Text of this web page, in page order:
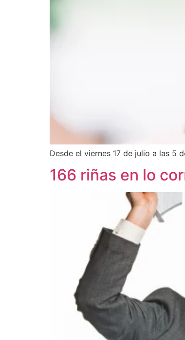
Desde el viernes 17 de julio a las 5
166 riñas en lo